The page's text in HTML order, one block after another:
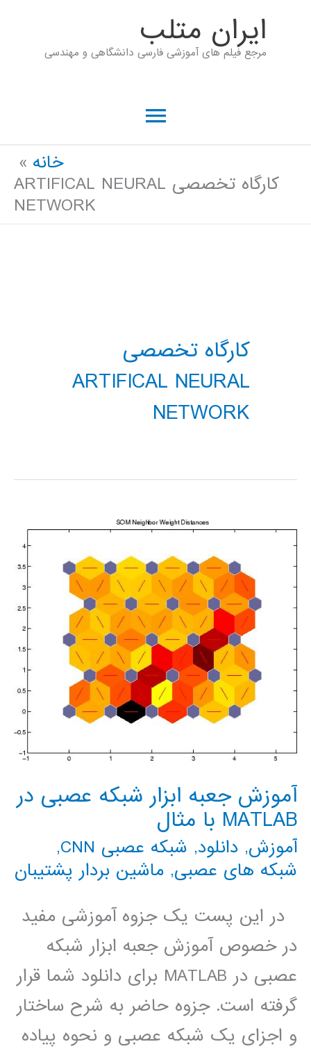
ايران متلب
مرجع فیلم های آموزشی فارسی دانشگاهی و مهندسی
فهرست
خانه
کارگاه تخصصی ARTIFICAL NEURAL
NETWORK
کارگاه تخصصی
ARTIFICAL NEURAL
NETWORK
آموزش جعبه ابزار شبکه عصبی در
MATLAB با مثال
آموزش, دانلود, شبکه عصبی CNN
,
شبکه های عصبی, ماشین بردار پشتیبان
در این پست یک جزوه آموزشی مفید
در خصوص آموزش جعبه ابزار شبکه
عصبی در MATLAB برای دانلود شما قرار
گرفته است. جزوه حاضر به شرح ساختار
و اجزای یک شبکه عصبی و نحوه پیاده